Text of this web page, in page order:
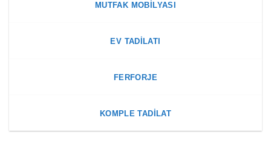
MUTFAK MOBILYASI
EV TADILATI
FERFORJE
KOMPLE TADILAT